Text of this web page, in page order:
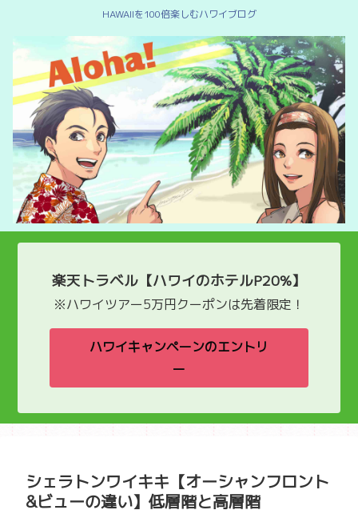
HAWAIIを100倍楽しむハワイブログ
楽天トラベル【ハワイのホテルP20%】
※ハワイツアー5万円クーポンは先着限定！
ハワイキャンペーンのエントリ
ー
シェラトンワイキキ【オーシャンフロント
&ビューの違い】低層階と高層階